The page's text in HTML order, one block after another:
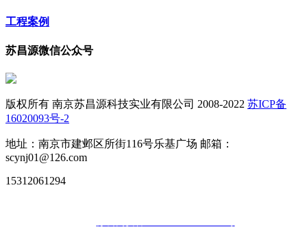
工程案例
苏昌源微信公众号
版权所有 南京苏昌源科技实业有限公司 2008-2022 苏ICP备
16020093号-2
地址：南京市建邺区所街116号乐基广场 邮箱：
scynj01@126.com
15312061294